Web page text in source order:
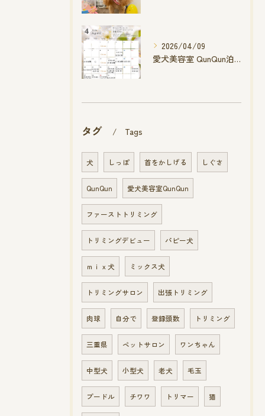
2026/04/09
愛犬美容室 QunQun泊店 4月空き状況です
タグ Tags
犬 しっぽ 首をかしげる しぐさ
QunQun 愛犬美容室QunQun
ファーストトリミング
トリミングデビュー パピー犬
ｍｉｘ犬 ミックス犬
トリミングサロン 出張トリミング
肉球 自分で 登録頭数 トリミング
三重県 ペットサロン ワンちゃん
中型犬 小型犬 老犬 毛玉
プードル チワワ トリマー 猫